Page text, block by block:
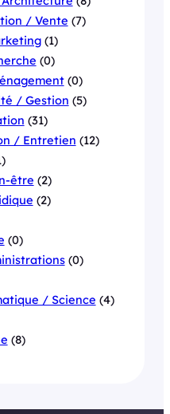
/ Vente (7)
(1)
(0)
(0)
/ Gestion (5)
(31)
/ Entretien (12)
être (2)
(2)
(0)
(0)
/ Science (4)
(8)